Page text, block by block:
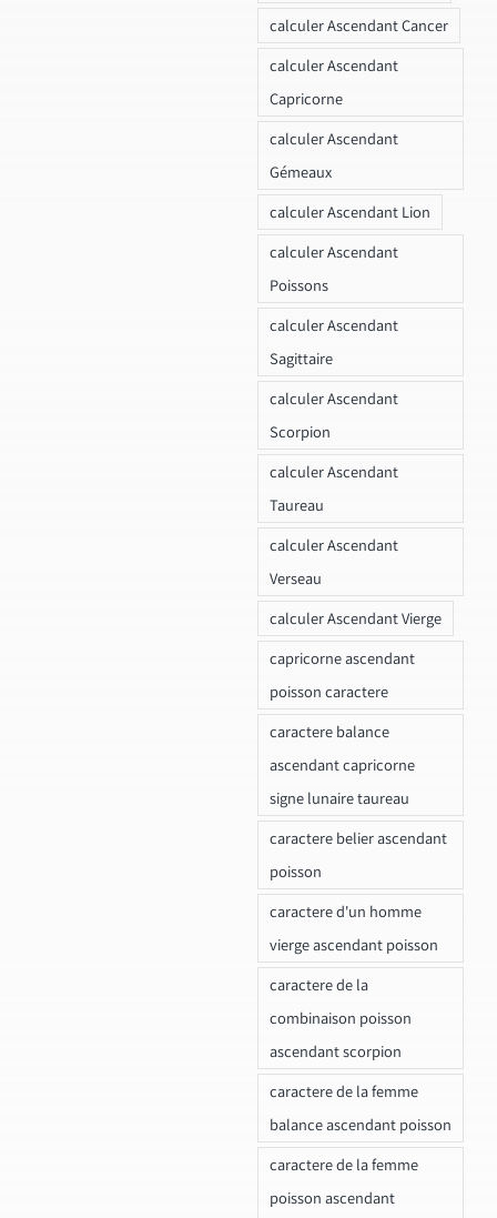
calculer Ascendant Cancer
calculer Ascendant
Capricorne
calculer Ascendant
Gémeaux
calculer Ascendant Lion
calculer Ascendant
Poissons
calculer Ascendant
Sagittaire
calculer Ascendant
Scorpion
calculer Ascendant
Taureau
calculer Ascendant
Verseau
calculer Ascendant Vierge
capricorne ascendant
poisson caractere
caractere balance
ascendant capricorne
signe lunaire taureau
caractere belier ascendant
poisson
caractere d'un homme
vierge ascendant poisson
caractere de la
combinaison poisson
ascendant scorpion
caractere de la femme
balance ascendant poisson
caractere de la femme
poisson ascendant